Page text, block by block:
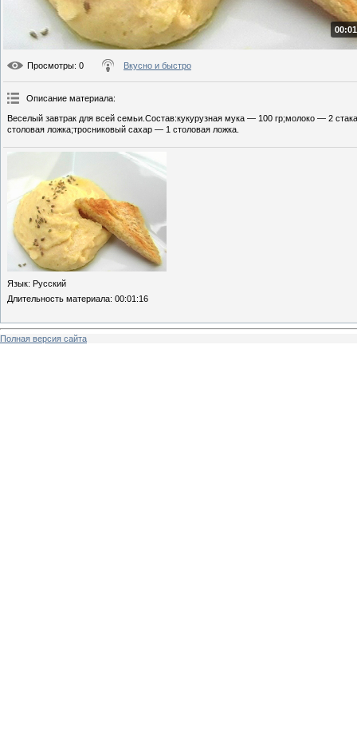
Просмотры: 0 Вкусно и быстро
Описание материала:
Веселый завтрак для всей семьи.Состав:кукурузная мука — 100 гр;молоко — 2
столовая ложка;тросниковый сахар — 1 столовая ложка.
Язык: Русский
Длительность материала: 00:01:16
Полная версия сайта